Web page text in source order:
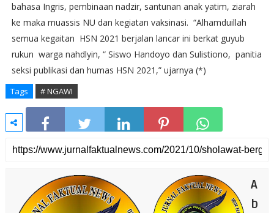
bahasa Ingris, pembinaan nadzir, santunan anak yatim, ziarah
ke maka muassis NU dan kegiatan vaksinasi. “Alhamduillah
semua kegaitan HSN 2021 berjalan lancar ini berkat guyub
rukun warga nahdlyin, “ Siswo Handoyo dan Sulistiono, panitia
seksi publikasi dan humas HSN 2021,” ujarnya (*)
Tags # NGAWI
A
b